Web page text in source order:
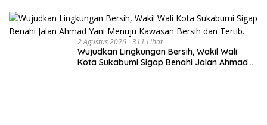
2 Agustus 2026 311 Lihat
Wujudkan Lingkungan Bersih, Wakil Wali
Kota Sukabumi Sigap Benahi Jalan Ahmad